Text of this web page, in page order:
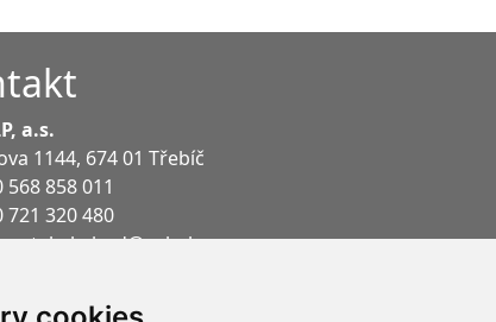
a.s.
1144, 674 01 Třebíč
568 858 011
721 320 480